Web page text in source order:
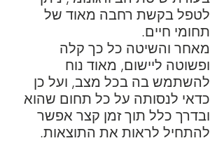
לטפל בקשת רחבה מאוד של
תחומי חיים.
מאחר והשיטה כל כך קלה
ופשוטה ליישום, מאוד נוח
להשתמש בה בכל מצב, ועל כן
כדאי לנסותה על כל תחום שהוא
ובדרך כלל תוך זמן קצר אפשר
להתחיל לראות את התוצאות.